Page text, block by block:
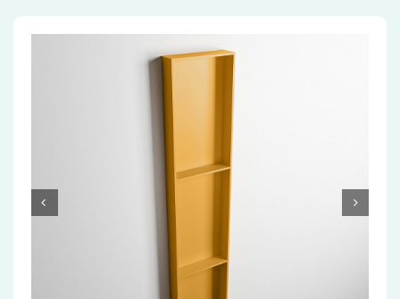
Installatiemateriaal
Klimaatbeheersing